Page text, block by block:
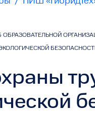
ОБРАЗОВАТЕЛЬНОЙ